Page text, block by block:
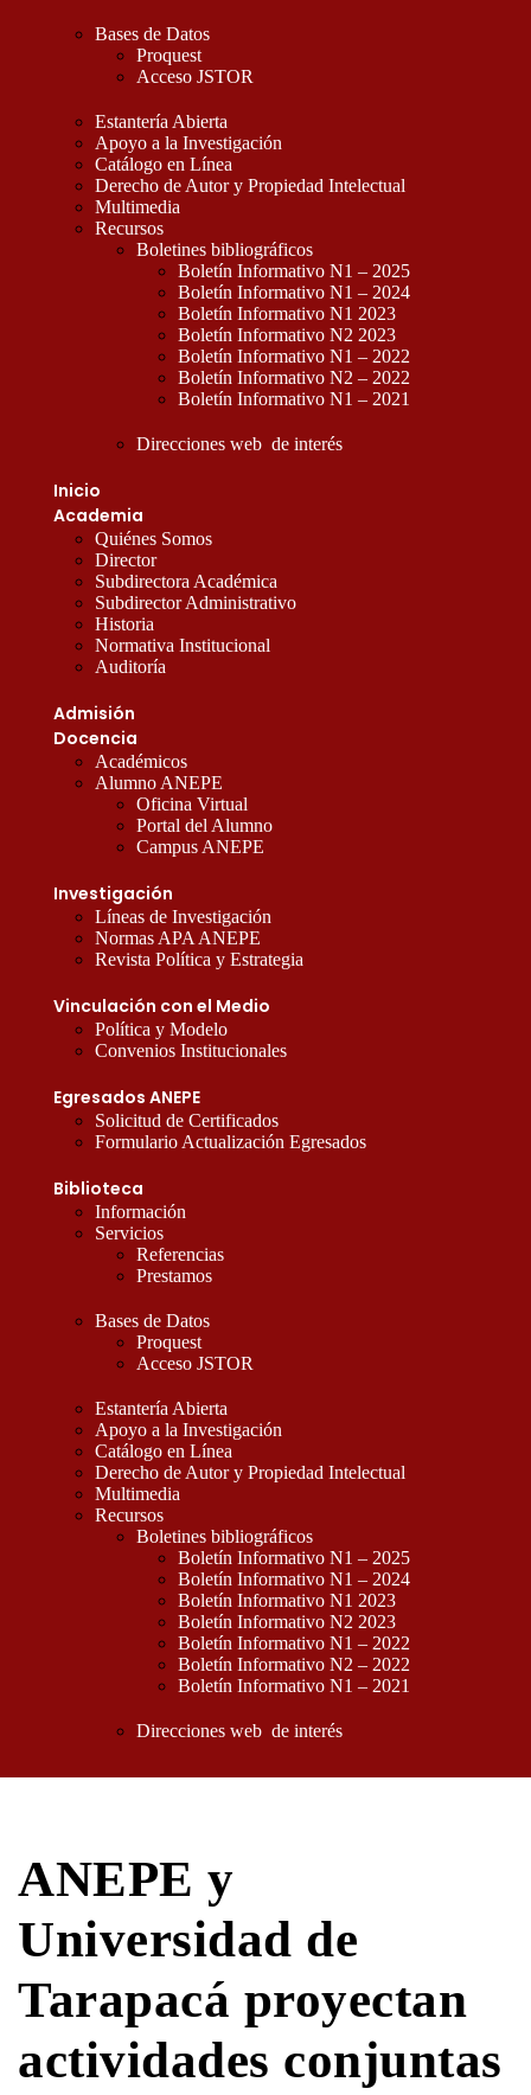
Bases de Datos
Proquest
Acceso JSTOR
Estantería Abierta
Apoyo a la Investigación
Catálogo en Línea
Derecho de Autor y Propiedad Intelectual
Multimedia
Recursos
Boletines bibliográficos
Boletín Informativo N1 – 2025
Boletín Informativo N1 – 2024
Boletín Informativo N1 2023
Boletín Informativo N2 2023
Boletín Informativo N1 – 2022
Boletín Informativo N2 – 2022
Boletín Informativo N1 – 2021
Direcciones web de interés
Inicio
Academia
Quiénes Somos
Director
Subdirectora Académica
Subdirector Administrativo
Historia
Normativa Institucional
Auditoría
Admisión
Docencia
Académicos
Alumno ANEPE
Oficina Virtual
Portal del Alumno
Campus ANEPE
Investigación
Líneas de Investigación
Normas APA ANEPE
Revista Política y Estrategia
Vinculación con el Medio
Política y Modelo
Convenios Institucionales
Egresados ANEPE
Solicitud de Certificados
Formulario Actualización Egresados
Biblioteca
Información
Servicios
Referencias
Prestamos
Bases de Datos
Proquest
Acceso JSTOR
Estantería Abierta
Apoyo a la Investigación
Catálogo en Línea
Derecho de Autor y Propiedad Intelectual
Multimedia
Recursos
Boletines bibliográficos
Boletín Informativo N1 – 2025
Boletín Informativo N1 – 2024
Boletín Informativo N1 2023
Boletín Informativo N2 2023
Boletín Informativo N1 – 2022
Boletín Informativo N2 – 2022
Boletín Informativo N1 – 2021
Direcciones web de interés
ANEPE y
Universidad de
Tarapacá proyectan
actividades conjuntas